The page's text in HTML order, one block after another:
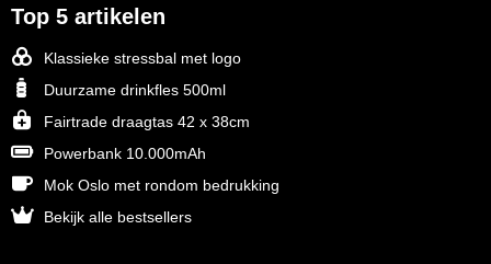
Top 5 artikelen
Klassieke stressbal met logo
Duurzame drinkfles 500ml
Fairtrade draagtas 42 x 38cm
Powerbank 10.000mAh
Mok Oslo met rondom bedrukking
Bekijk alle bestsellers